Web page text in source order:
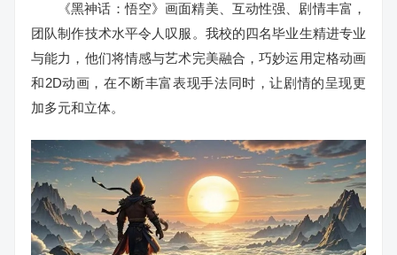
《黑神话：悟空》画面精美、互动性强、剧情丰富，
团队制作技术水平令人叹服。我校的四名毕业生精进专业
与能力，他们将情感与艺术完美融合，巧妙运用定格动画
和2D动画，在不断丰富表现手法同时，让剧情的呈现更
加多元和立体。